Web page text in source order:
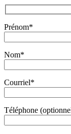
Prénom*
Nom*
Courriel*
Téléphone